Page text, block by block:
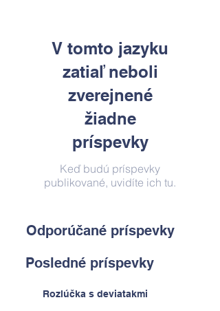
V tomto jazyku
zatiaľ neboli
zverejnené
žiadne
príspevky
Keď budú príspevky
publikované, uvidíte ich tu.
Odporúčané príspevky
Posledné príspevky
Rozlúčka s deviatakmi